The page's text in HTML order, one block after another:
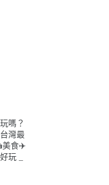
嗎？
灣最
美食✈️
玩